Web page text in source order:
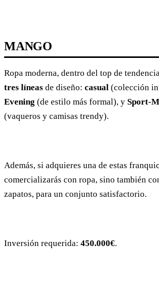
MANGO
Ropa moderna, dentro del top de
tres líneas de diseño: casual (colección
Evening (de estilo más formal), y Sport-
(vaqueros y camisas trendy).
Además, si adquieres una de estas
comercializarás con ropa, sino también
zapatos, para un conjunto satisfactorio.
Inversión requerida: 450.000€.